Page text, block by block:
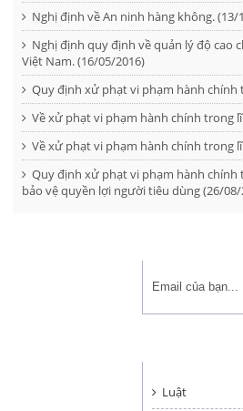
Nghị định về An ninh hàng không. (13/
Nghị định quy định về quản lý độ cao
Việt Nam. (16/05/2016)
Quy định xử phạt vi phạm hành chính
Về xử phạt vi phạm hành chính trong
Về xử phạt vi phạm hành chính trong
Quy định xử phạt vi phạm hành chính
bảo vệ quyền lợi người tiêu dùng (26/08/
Luật